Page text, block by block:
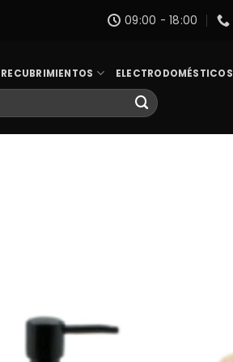
09:00 - 18:00
ELECTRODOMÉSTICOS